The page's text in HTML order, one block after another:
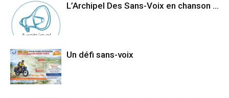
L’Archipel Des Sans-Voix en chanson …
Un défi sans-voix